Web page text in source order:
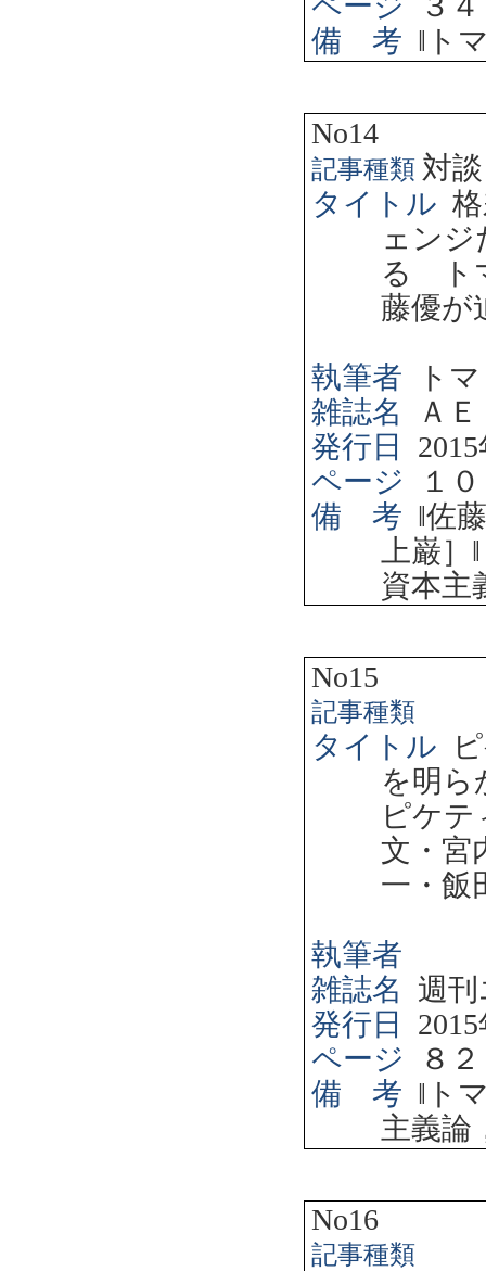
備 考 ‖ ト
No14
記事種類 対談
タイトル
ェンジ
る ト
藤優が
執筆者
ト
雑誌名
Ａ
発行日
2015
ページ
１
備 考 ‖佐
上巌］ ‖
資本主
No15
記事種類
タイトル
を明ら
ピケ
文・宮
一・飯
執筆者
雑誌名
週
発行日
2015
ページ
８
備 考 ‖ ト
主義論
No16
記事種類